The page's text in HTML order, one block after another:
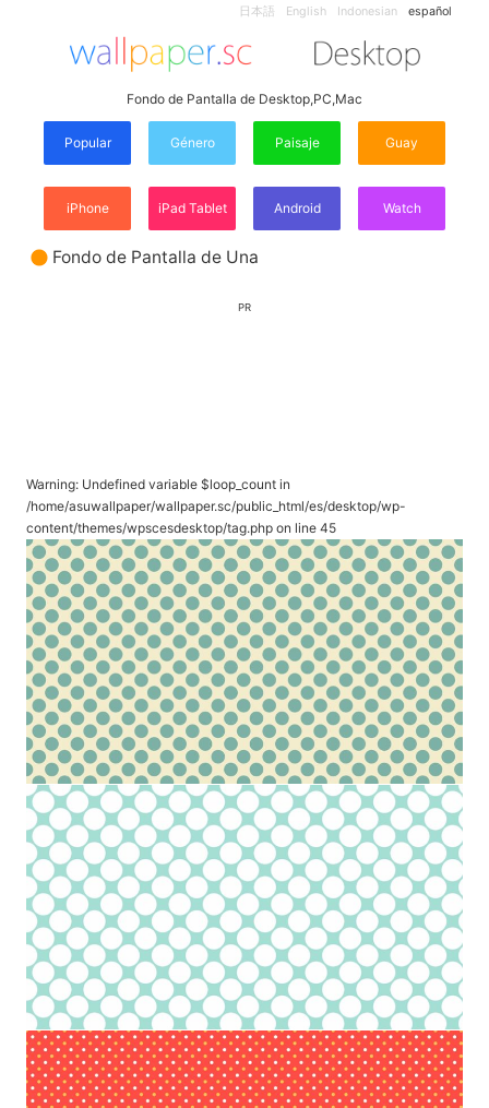
日本語 English Indonesian español
Fondo de Pantalla de Desktop,PC,Mac
Popular Género Paisaje Guay
iPhone iPad Tablet Android Watch
Fondo de Pantalla de Una
PR
Warning: Undefined variable $loop_count in
/home/asuwallpaper/wallpaper.sc/public_html/es/desktop/wp-
content/themes/wpscesdesktop/tag.php on line 45